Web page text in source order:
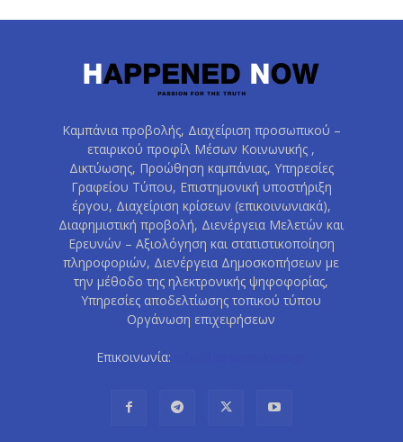
Καμπάνια προβολής, Διαχείριση προσωπικού –
εταιρικού προφίλ Μέσων Κοινωνικής ,
Δικτύωσης, Προώθηση καμπάνιας, Υπηρεσίες
Γραφείου Τύπου, Επιστημονική υποστήριξη
έργου, Διαχείριση κρίσεων (επικοινωνιακά),
Διαφημιστική προβολή, Διενέργεια Μελετών και
Ερευνών – Αξιολόγηση και στατιστικοποίηση
πληροφοριών, Διενέργεια Δημοσκοπήσεων με
την μέθοδο της ηλεκτρονικής ψηφοφορίας,
Υπηρεσίες αποδελτίωσης τοπικού τύπου
Οργάνωση επιχειρήσεων
Επικοινωνία: